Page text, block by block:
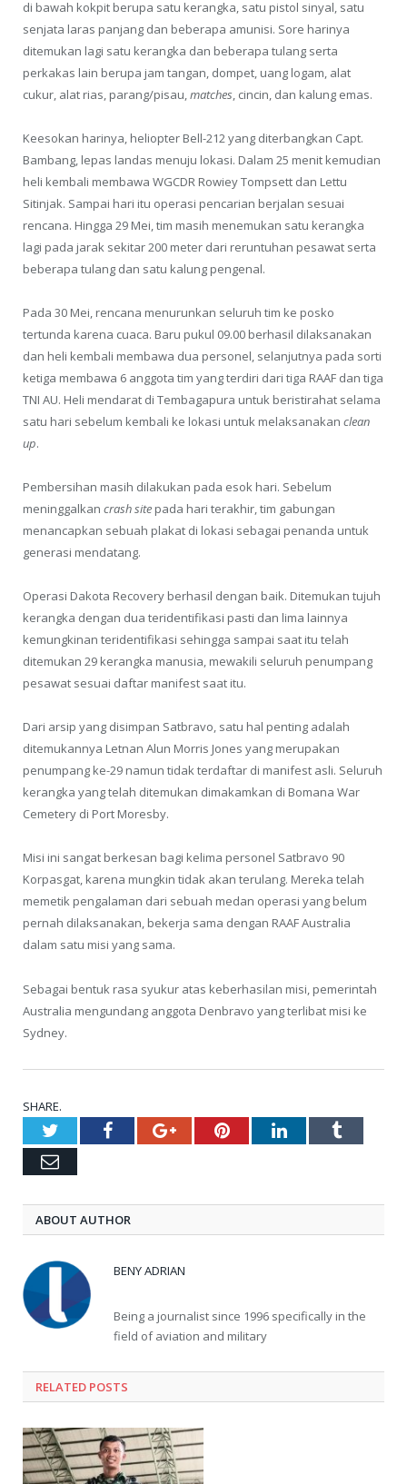
di bawah kokpit berupa satu kerangka, satu pistol sinyal, satu
senjata laras panjang dan beberapa amunisi. Sore harinya
ditemukan lagi satu kerangka dan beberapa tulang serta
perkakas lain berupa jam tangan, dompet, uang logam, alat
cukur, alat rias, parang/pisau,matches, cincin, dan kalung emas.
Keesokan harinya, heliopter Bell-212 yang diterbangkan Capt.
Bambang, lepas landas menuju lokasi. Dalam 25 menit kemudian
heli kembali membawa WGCDR Rowiey Tompsett dan Lettu
Sitinjak. Sampai hari itu operasi pencarian berjalan sesuai
rencana. Hingga 29 Mei, tim masih menemukan satu kerangka
lagi pada jarak sekitar 200 meter dari reruntuhan pesawat serta
beberapa tulang dan satu kalung pengenal.
Pada 30 Mei, rencana me­nurunkan seluruh tim ke posko
tertunda karena cuaca. Baru pukul 09.00 berhasil dilaksanakan
dan heli kembali membawa dua personel, selanjutnya pada sorti
ketiga membawa 6 anggota tim yang terdiri dari tiga RAAF dan tiga
TNI AU. Heli mendarat di Tembagapura untuk beristirahat selama
satu hari sebelum kembali ke lokasi untuk melaksanakan clean
up.
Pembersihan masih dilakukan pada esok hari. Sebelum
meninggalkan crash site pada hari terakhir, tim gabungan
menancapkan sebuah plakat di lokasi sebagai penanda untuk
generasi mendatang.
Operasi Dakota Recovery berhasil dengan baik. Ditemukan tujuh
kerangka dengan dua teridentifikasi pasti dan lima lainnya
kemungkinan teridentifikasi sehingga sampai saat itu telah
ditemukan 29 kerangka manusia, mewakili seluruh penumpang
pesawat sesuai daftar manifest saat itu.
Dari arsip yang disimpan Satbravo, satu hal penting adalah
ditemukannya Letnan Alun Morris Jones yang merupakan
penumpang ke-29 namun tidak terdaftar di manifest asli. Seluruh
kerangka yang telah ditemukan dimakamkan di Bomana War
Cemetery di Port Moresby.
Misi ini sangat berkesan bagi kelima personel Satbravo 90
Korpasgat, karena mungkin tidak akan terulang. Mereka telah
memetik pengalaman dari sebuah medan operasi yang belum
pernah dilaksanakan, bekerja sama dengan RAAF Australia
dalam satu misi yang sama.
Sebagai bentuk rasa syukur atas keberhasilan misi, pemerintah
Australia mengundang anggota Denbravo yang terlibat misi ke
Sydney.
SHARE.
TwitterFacebookGoogle+PinterestLinkedInTumblr
Email
ABOUT AUTHOR
BENY ADRIAN
Being a journalist since 1996 specifically in the
field of aviation and military
RELATED POSTS